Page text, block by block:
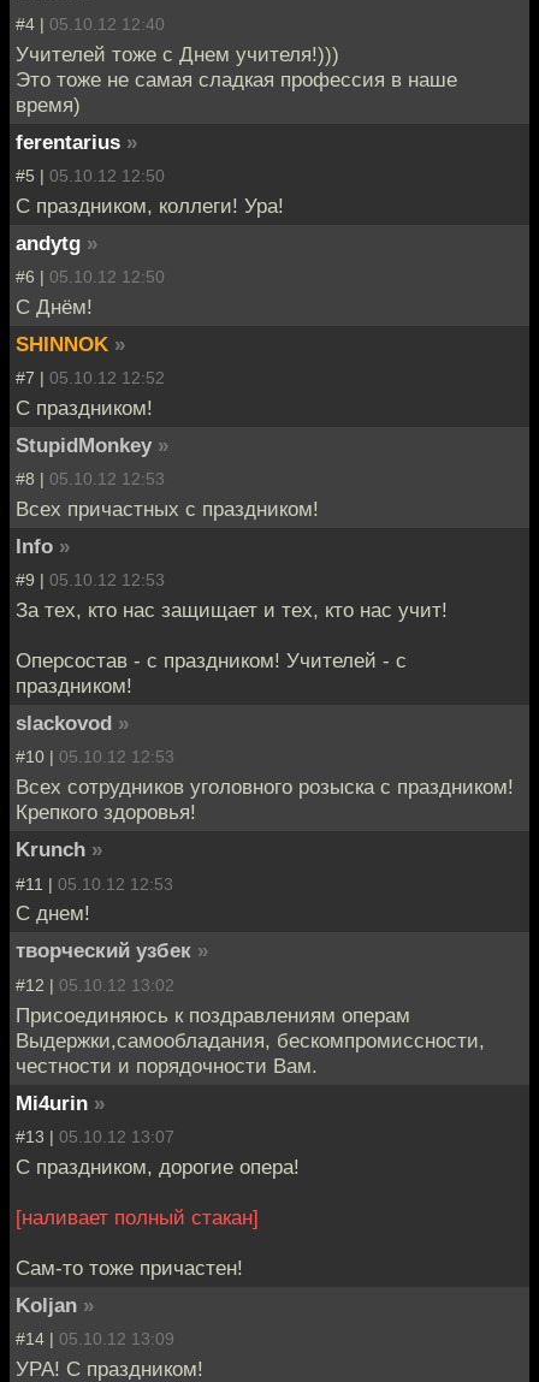
#4 | 05.10.12 12:40
Учителей тоже с Днем учителя!)))
Это тоже не самая сладкая профессия в наше
время)
ferentarius »
#5 | 05.10.12 12:50
С праздником, коллеги! Ура!
andytg »
#6 | 05.10.12 12:50
С Днём!
SHINNOK »
#7 | 05.10.12 12:52
С праздником!
StupidMonkey »
#8 | 05.10.12 12:53
Всех причастных с праздником!
Info »
#9 | 05.10.12 12:53
За тех, кто нас защищает и тех, кто нас учит!
Оперсостав - с праздником! Учителей - с
праздником!
slackovod »
#10 | 05.10.12 12:53
Всех сотрудников уголовного розыска с праздником!
Крепкого здоровья!
Krunch »
#11 | 05.10.12 12:53
С днем!
творческий узбек »
#12 | 05.10.12 13:02
Присоединяюсь к поздравлениям операм
Выдержки,самообладания, бескомпромиссности,
честности и порядочности Вам.
Mi4urin »
#13 | 05.10.12 13:07
С праздником, дорогие опера!
[наливает полный стакан]
Сам-то тоже причастен!
Koljan »
#14 | 05.10.12 13:09
УРА! С праздником!